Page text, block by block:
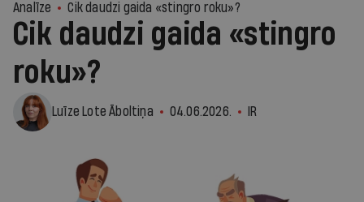
Analīze Cik daudzi gaida «stingro roku»?
Cik daudzi gaida «stingro
roku»?
Luīze Lote Āboltiņa 04.06.2026. IR